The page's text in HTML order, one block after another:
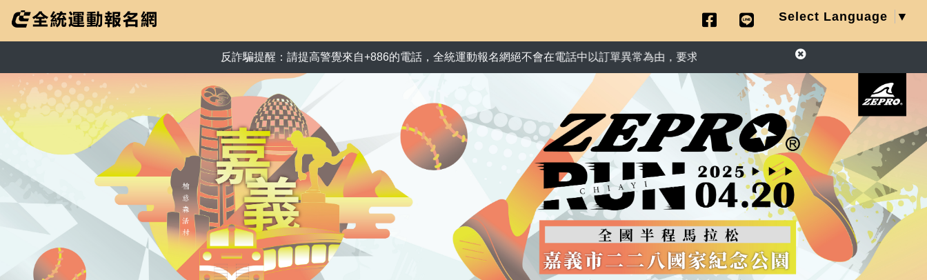
Select Language ▼
反詐騙提醒：請提高警覺來自+886的電話，全統運動報名網絕不會在電話中以訂單異常為由，要求您提供信用卡資訊或ATM匯款操作退款，請勿相信詐騙手法。